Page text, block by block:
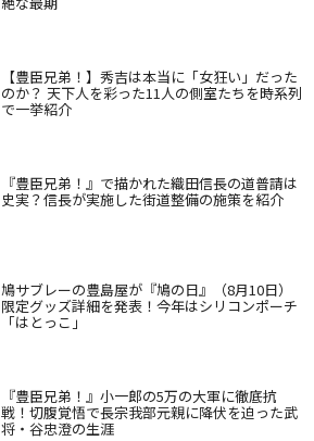
【豊臣兄弟！】秀吉は本当に「女狂い」だった
のか？ 天下人を彩った11人の側室たちを時系列
で一挙紹介
『豊臣兄弟！』で描かれた織田信長の道普請は
史実？信長が実施した街道整備の施策を紹介
鳩サブレーの豊島屋が『鳩の日』（8月10日）
限定グッズ詳細を発表！今年はシリコンポーチ
「はとっこ」
『豊臣兄弟！』小一郎の5万の大軍に徹底抗
戦！切腹覚悟で長宗我部元親に降伏を迫った武
将・谷忠澄の生涯